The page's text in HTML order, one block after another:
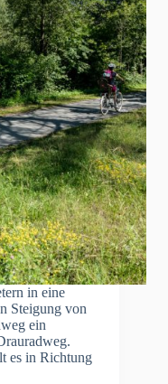
in eine
Steigung von
ein
es in Richtung